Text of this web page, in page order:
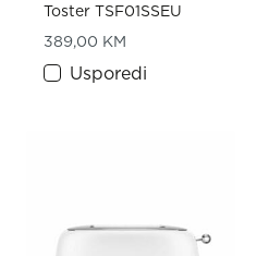
Toster TSF01SSEU
389,00 KM
Usporedi